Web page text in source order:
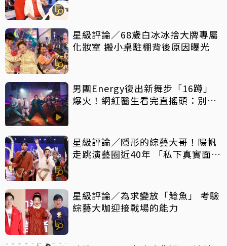
星級評論／68歲白冰冰捨大牌專屬
化妝室 搬小桌駐棚背後原因曝光
男團Energy復出新舞步「16蹲」
爆火！網紅醫生看完直搖頭：別亂
星級評論／隱形的綜藝大哥！陽帆
走跳演藝圈近40年 「私下真實面」
星級評論／為求變放「鯰魚」 考驗
綜藝大咖迎接戰場的能力